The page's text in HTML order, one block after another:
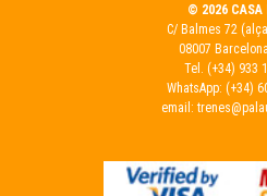
© 2026 CASA
C/ Balmes 72
08007
Tel. (+34) 933
WhatsApp: (+34)
email: